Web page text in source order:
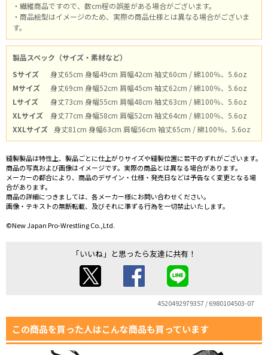
・繊維商品ですので、数cm程の誤差がある場合がございます。
・商品絵型はイメージのため、実際の商品仕様とは異なる場合がございま
す。
製品スペック（サイズ・素材など）
Sサイズ
身丈65cm 身幅49cm 肩幅42cm 袖丈60cm / 綿100％、5.6oz
Mサイズ
身丈69cm 身幅52cm 肩幅45cm 袖丈62cm / 綿100％、5.6oz
Lサイズ
身丈73cm 身幅55cm 肩幅48cm 袖丈63cm / 綿100％、5.6oz
XLサイズ
身丈77cm 身幅58cm 肩幅52cm 袖丈64cm / 綿100％、5.6oz
XXLサイズ 身丈81cm 身幅63cm 肩幅56cm 袖丈65cm / 綿100％、5.6oz
縫製製品は特性上、製品ごとに仕上がりサイズや縫製位置に若干のずれがございます。
商品の写真および画像はイメージです。実際の商品とは異なる場合があります。
メーカーの都合により、商品のデザイン・仕様・発売日などは予告なく変更となる場
合があります。
商品の詳細につきましては、各メーカー様にお問い合わせください。
画像・テキストの無断転載、及びそれに準ずる行為を一切禁止いたします。
©New Japan Pro-Wrestling Co.,Ltd.
「いいね」と思ったら友達に共有！
4520492979357 / 6980104503-07
この商品を買った人はこんな商品も買っています